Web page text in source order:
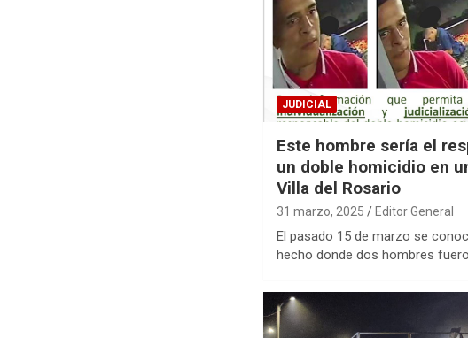
JUDICIAL
Este hombre sería el
un doble homicidio en
Villa del Rosario
31 marzo, 2025 Editor General
El pasado 15 de marzo se
hecho donde dos hombres